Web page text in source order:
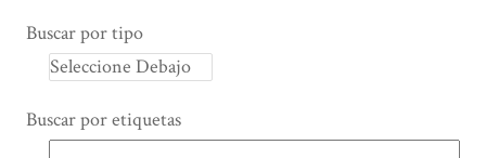
Buscar por tipo
Buscar por etiquetas